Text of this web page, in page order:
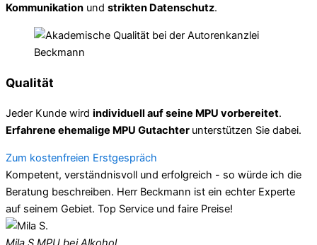
Kommunikation und strikten Datenschutz.
Qualität
Jeder Kunde wird individuell auf seine MPU vorbereitet.
Erfahrene ehemalige MPU Gutachter unterstützen Sie dabei.
Zum kostenfreien Erstgespräch
Kompetent, verständnisvoll und erfolgreich - so würde ich die
Beratung beschreiben. Herr Beckmann ist ein echter Experte
auf seinem Gebiet. Top Service und faire Preise!